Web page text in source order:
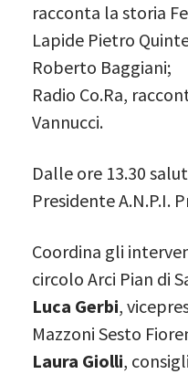
racconta la storia
Lapide Pietro
Roberto Baggiani;
Radio Co.Ra,
Vannucci.
Dalle ore 13.30
Presidente A.N.P.I.
Coordina gli
circolo Arci Pian di
Luca Gerbi,
Mazzoni Sesto
Laura Giolli,